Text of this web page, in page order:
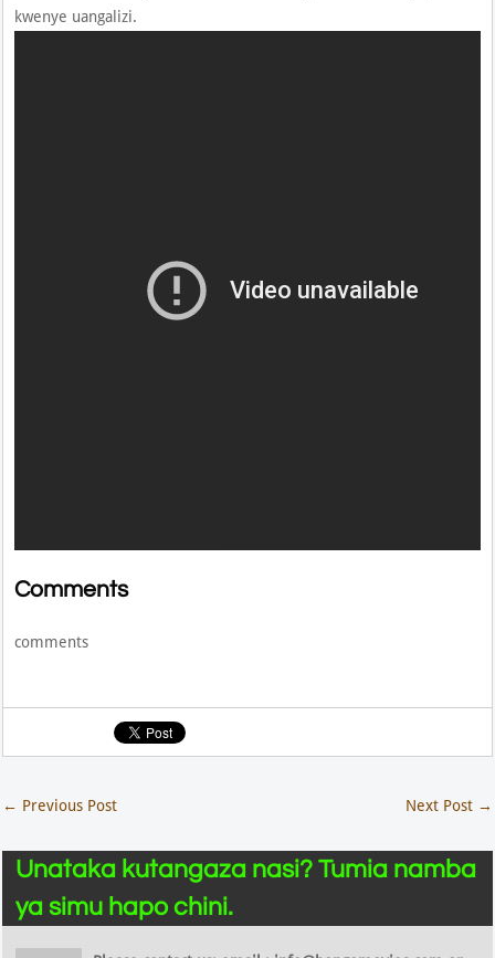
kwenye uangalizi.
Comments
comments
← Previous Post Next Post →
Unataka kutangaza nasi? Tumia namba
ya simu hapo chini.